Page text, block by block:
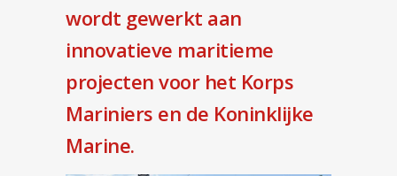
wordt gewerkt aan
innovatieve maritieme
projecten voor het Korps
Mariniers en de Koninklijke
Marine.